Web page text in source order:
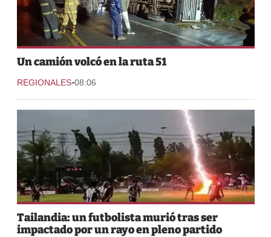
Un camión volcó en la ruta 51
REGIONALES-08:06
Tailandia: un futbolista murió tras ser
impactado por un rayo en pleno partido